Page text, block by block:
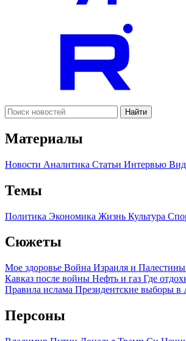
Найти
Материалы
Новости Аналитика Статьи Интервью
Темы
Политика Экономика Жизнь Культура
Сюжеты
Мое здоровье Война Израиля и
Кавказ после войны Нефть и газ Где
Правила ислама Президентские выборы в
Персоны